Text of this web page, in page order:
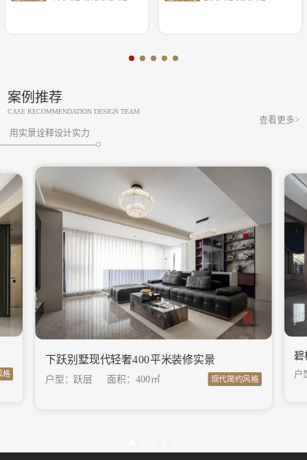
案例推荐
CASE RECOMMENDATION DESIGN TEAM
用实景诠释设计实力
查看更多>
下跃别墅现代轻奢400平米装修实景
户型：跃层 面积： 400㎡ 现代简约风格
碧
户
格